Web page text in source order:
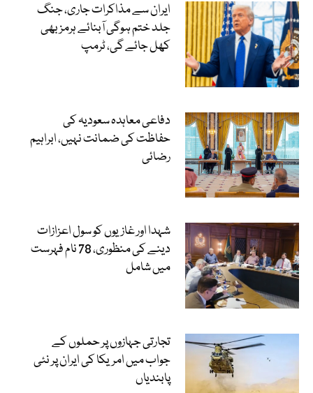
ایران سے مذاکرات جاری، جنگ
جلد ختم ہوگی آبنائے ہرمز بھی
کھل جائے گی، ٹرمپ
دفاعی معاہدہ سعودیہ کی
حفاظت کی ضمانت نہیں، ابراہیم
رضائی
شہدا اور غازیوں کو سول اعزازات
دینے کی منظوری، 78 نام فہرست
میں شامل
تجارتی جہازوں پر حملوں کے
جواب میں امریکا کی ایران پر نئی
پابندیاں